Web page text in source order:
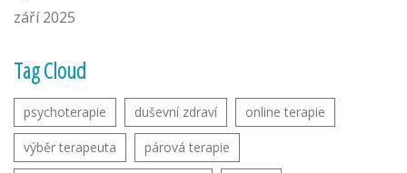
září 2025
Tag Cloud
psychoterapie duševní zdraví online terapie
výběr terapeuta párová terapie